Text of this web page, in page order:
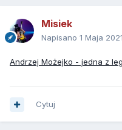
Misiek
Napisano 1 Maja 2021
Andrzej Możejko - jedna z
Cytuj